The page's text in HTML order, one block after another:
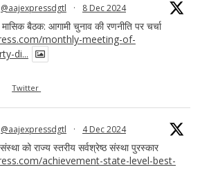
@aajexpressdgtl · 8 Dec 2024
मासिक बैठक: आगामी चुनाव की रणनीति पर चर्चा
monthly-meeting-of-
di...
Twitter
@aajexpressdgtl · 4 Dec 2024
को राज्य स्तरीय सर्वश्रेष्ठ संस्था पुरस्कार
achievement-state-level-best-